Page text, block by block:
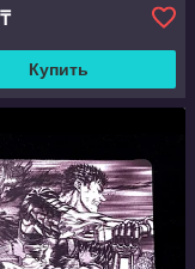
₸
Купить